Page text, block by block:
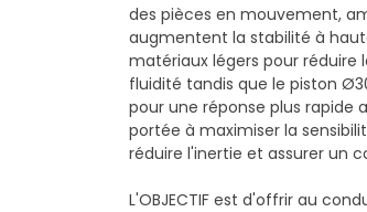
des pièces en mouvement,
augmentent la stabilité à
matériaux légers pour réduire
fluidité tandis que le piston
pour une réponse plus rapide
portée à maximiser la
réduire l'inertie et assurer un
L'OBJECTIF est d'offrir au